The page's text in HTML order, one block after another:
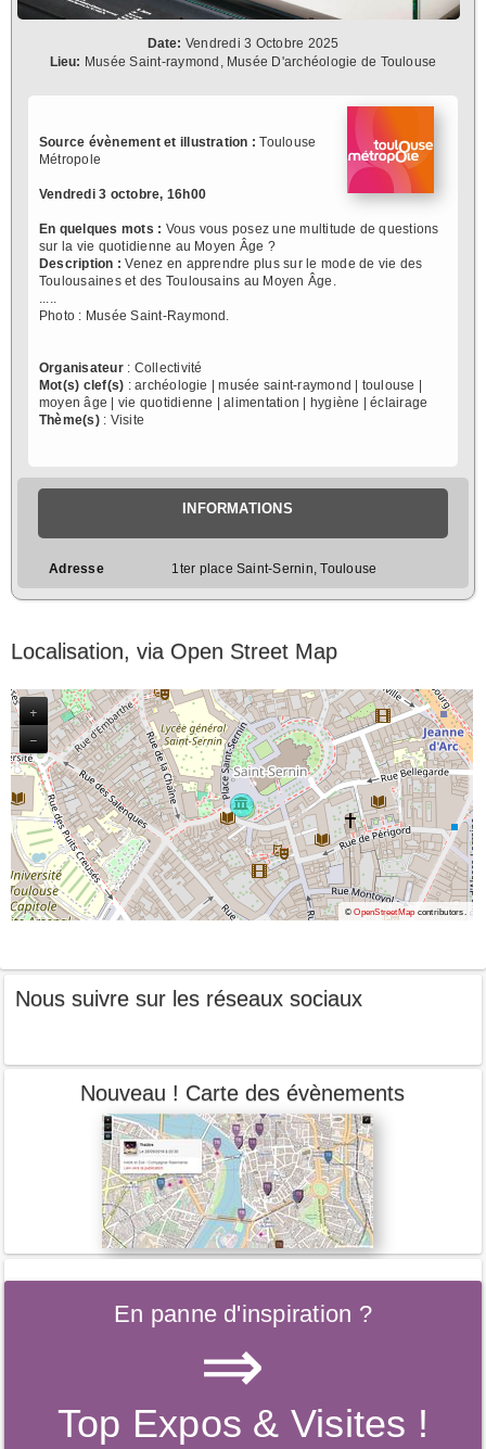
Date: Vendredi 3 Octobre 2025
Lieu: Musée Saint-raymond, Musée D'archéologie de Toulouse
Source évènement et illustration : Toulouse
Métropole
Vendredi 3 octobre, 16h00
En quelques mots : Vous vous posez une multitude de questions
sur la vie quotidienne au Moyen Âge ?
Description : Venez en apprendre plus sur le mode de vie des
Toulousaines et des Toulousains au Moyen Âge.
.....
Photo : Musée Saint-Raymond.
Organisateur: Collectivité
Mot(s) clef(s) : archéologie | musée saint-raymond | toulouse |
moyen âge | vie quotidienne | alimentation | hygiène | éclairage
Thème(s): Visite
INFORMATIONS
Adresse 1ter place Saint-Sernin, Toulouse
Localisation, via Open Street Map
+
−
©OpenStreetMap contributors.
Nous suivre sur les réseaux sociaux
Nouveau ! Carte des évènements
En panne d'inspiration ?
⇒
Top Expos & Visites !